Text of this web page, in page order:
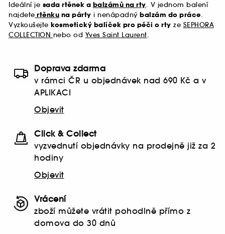
Ideální je sada rtěnek a balzámů na rty. V jednom balení
najdete rtěnku na párty i nenápadný balzám do práce.
Vyzkoušejte kosmetický balíček pro péči o rty ze SEPHORA
COLLECTION nebo od Yves Saint Laurent.
Doprava zdarma
v rámci ČR u objednávek nad 690 Kč a v
APLIKACI
Objevit
Click & Collect
vyzvednutí objednávky na prodejně již za 2
hodiny
Objevit
Vrácení
zboží můžete vrátit pohodlně přímo z
domova do 30 dnů